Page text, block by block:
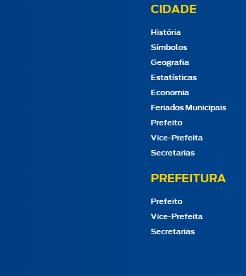
CIDADE
História
Símbolos
Geografia
Estatísticas
Economia
Feriados Municipais
Prefeito
Vice-Prefeita
Secretarias
PREFEITURA
Prefeito
Vice-Prefeita
Secretarias